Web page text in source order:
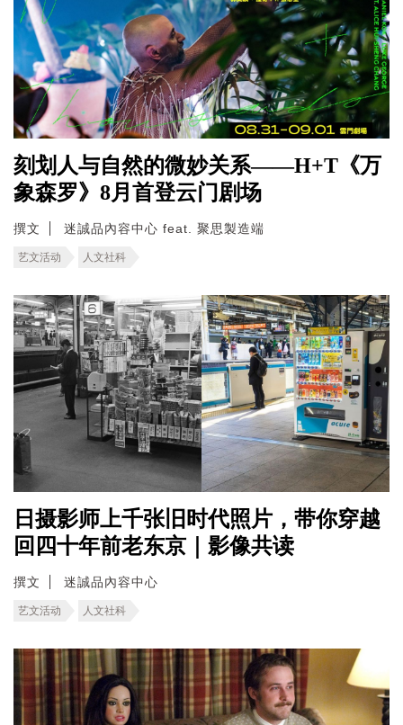
刻划人与自然的微妙关系——H+T《万
象森罗》8月首登云门剧场
撰文 迷誠品內容中心 feat. 聚思製造端
艺文活动 人文社科
日摄影师上千张旧时代照片，带你穿越
回四十年前老东京｜影像共读
撰文 迷誠品內容中心
艺文活动 人文社科